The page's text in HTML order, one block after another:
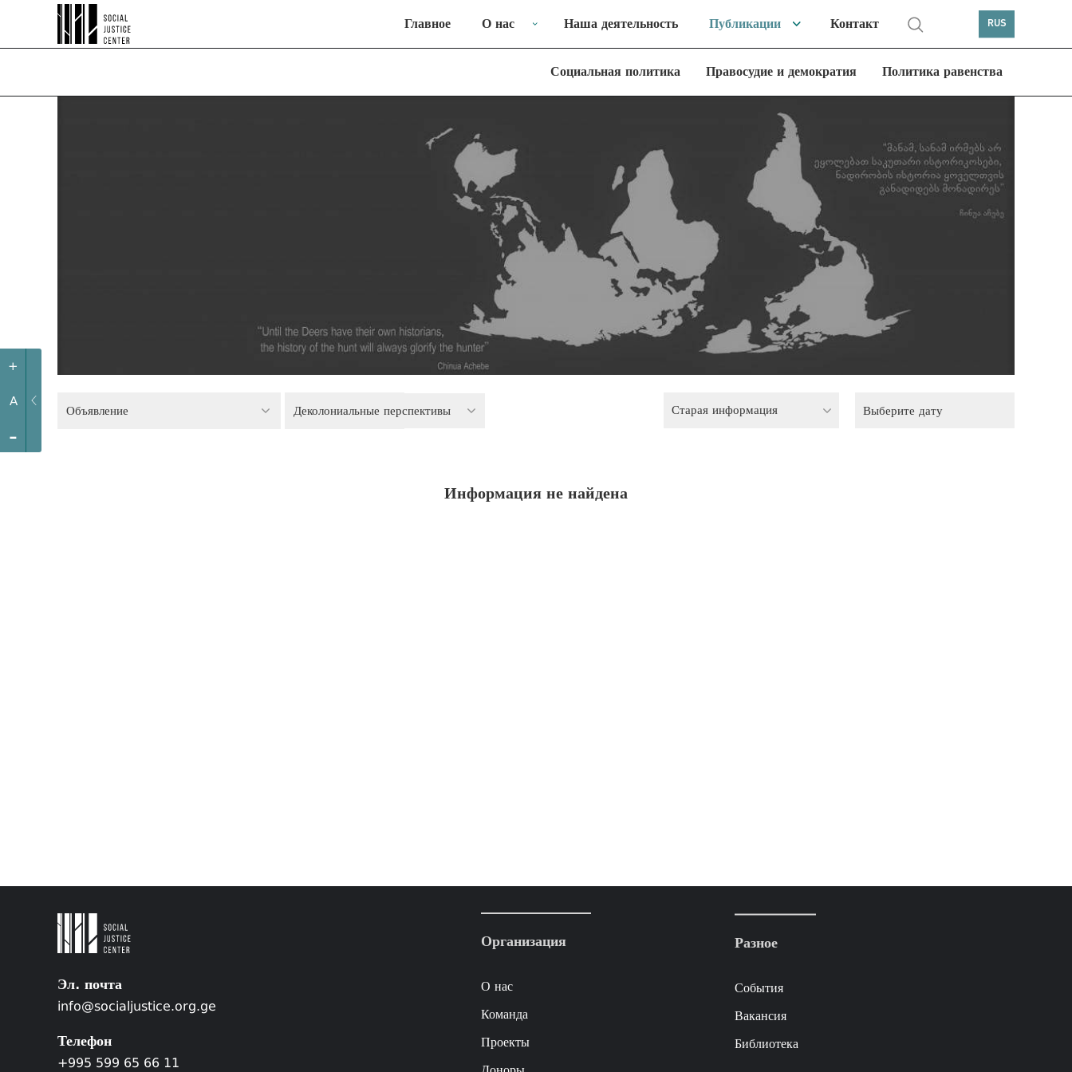
+
A
-
Главное О нас Наша деятельность Публикации Контакт RUS
Социальная политика Правосудие и демократия Политика равенства
Объявление Деколониальные перспективы Старая информация
Информация не найдена
Эл. почта
info@socialjustice.org.ge
Телефон
+995 599 65 66 11
Организация
О нас
Команда
Проекты
Разное
События
Вакансия
Библиотека